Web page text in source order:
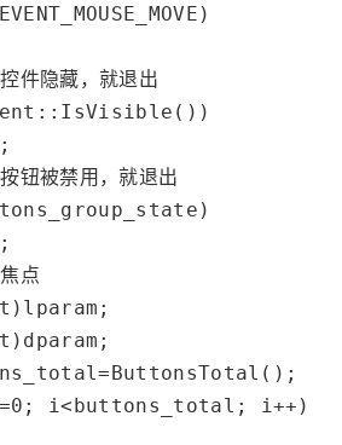
)
隐藏，就退出
;
被禁用，就退出
;
点
)lparam;
)dparam;
0 ; i<buttons_total; i++)